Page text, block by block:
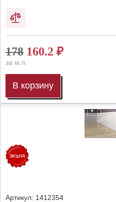
178 160.2 ₽
за м.п.
В корзину
Артикул: 1412354